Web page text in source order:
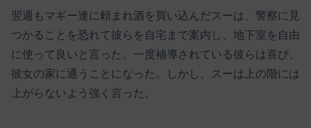
翌週もマギー達に頼まれ酒を買い込んだスーは、警察に見
つかることを恐れて彼らを自宅まで案内し、地下室を自由
に使って良いと言った。一度補導されている彼らは喜び、
彼女の家に通うことになった。しかし、スーは上の階には
上がらないよう強く言った。